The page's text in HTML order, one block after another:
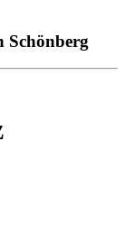
Schönberg